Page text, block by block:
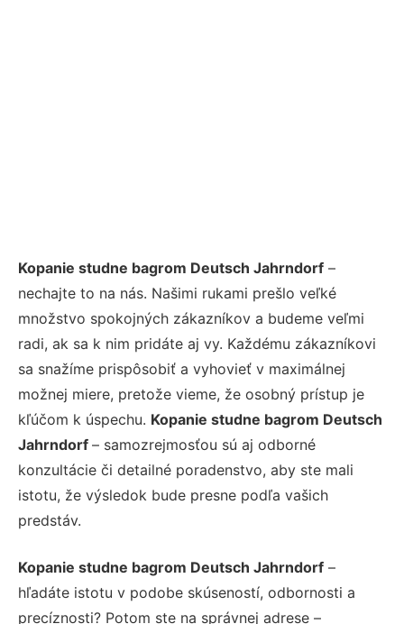
Kopanie studne bagrom Deutsch Jahrndorf –
nechajte to na nás. Našimi rukami prešlo veľké
množstvo spokojných zákazníkov a budeme veľmi
radi, ak sa k nim pridáte aj vy. Každému zákazníkovi
sa snažíme prispôsobiť a vyhovieť v maximálnej
možnej miere, pretože vieme, že osobný prístup je
kľúčom k úspechu. Kopanie studne bagrom Deutsch
Jahrndorf – samozrejmosťou sú aj odborné
konzultácie či detailné poradenstvo, aby ste mali
istotu, že výsledok bude presne podľa vašich
predstáv.
Kopanie studne bagrom Deutsch Jahrndorf –
hľadáte istotu v podobe skúseností, odbornosti a
precíznosti? Potom ste na správnej adrese –